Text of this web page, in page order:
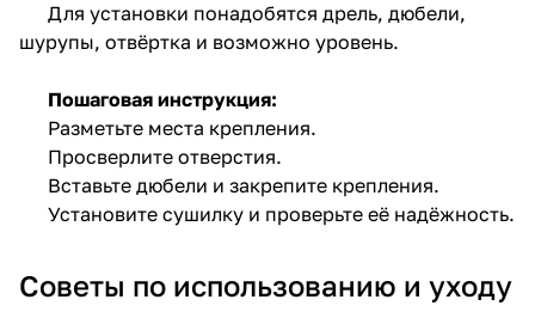
Для установки понадобятся дрель, дюбели,
шурупы, отвёртка и возможно уровень.
Пошаговая инструкция:
Разметьте места крепления.
Просверлите отверстия.
Вставьте дюбели и закрепите крепления.
Установите сушилку и проверьте её надёжность.
Советы по использованию и уходу